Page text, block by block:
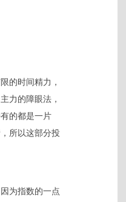
的时间精力，
力的障眼法，
的都是一片
所以这部分投
为指数的一点